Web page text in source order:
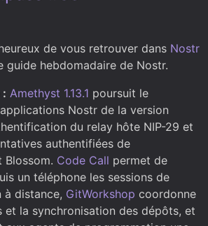
de vous retrouver dans Nostr
guide hebdomadaire de Nostr.
Amethyst 1.13.1 poursuit le
Nostr de la version
du relay hôte NIP-29 et
authentifiées de
Blossom. Code Call permet de
un téléphone les sessions de
à distance, GitWorkshop coordonne
et la synchronisation des dépôts, et